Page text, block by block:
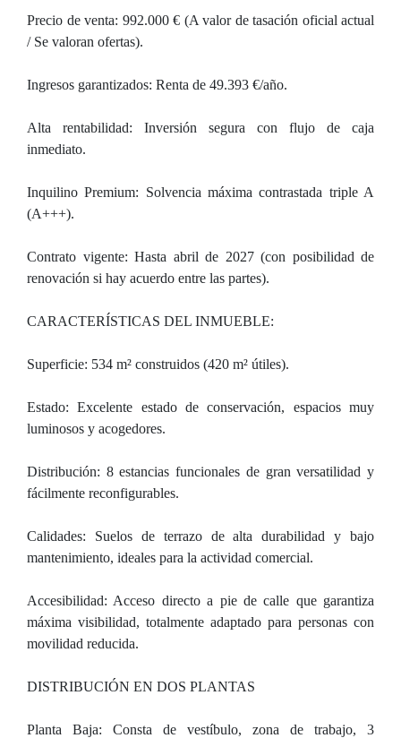
Precio de venta: 992.000 € (A valor de tasación oficial actual
/ Se valoran ofertas).
Ingresos garantizados: Renta de 49.393 €/año.
Alta rentabilidad: Inversión segura con flujo de caja
inmediato.
Inquilino Premium: Solvencia máxima contrastada triple A
(A+++).
Contrato vigente: Hasta abril de 2027 (con posibilidad de
renovación si hay acuerdo entre las partes).
CARACTERÍSTICAS DEL INMUEBLE:
Superficie: 534 m² construidos (420 m² útiles).
Estado: Excelente estado de conservación, espacios muy
luminosos y acogedores.
Distribución: 8 estancias funcionales de gran versatilidad y
fácilmente reconfigurables.
Calidades: Suelos de terrazo de alta durabilidad y bajo
mantenimiento, ideales para la actividad comercial.
Accesibilidad: Acceso directo a pie de calle que garantiza
máxima visibilidad, totalmente adaptado para personas con
movilidad reducida.
DISTRIBUCIÓN EN DOS PLANTAS
Planta Baja: Consta de vestíbulo, zona de trabajo, 3